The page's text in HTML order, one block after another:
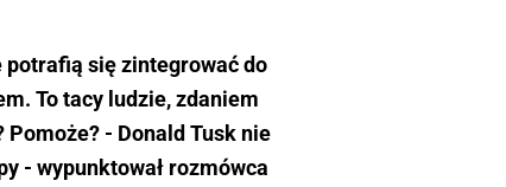
się zintegrować do
To tacy ludzie, zdaniem
Pomoże? - Donald Tusk nie
- wypunktował rozmówca